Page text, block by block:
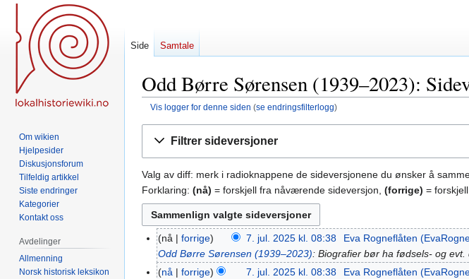
Odd Børre Sørensen (1939–2023):
Vis logger for denne siden (se endringsfilterlogg)
Filtrer sideversjoner
Valg av diff: merk i radioknappene de sideversjonene du ønsker å
Forklaring: (nå) = forskjell fra nåværende sideversjon, (forrige) =
7.
2025
nå forrige 7. jul. 2025 kl. 08:38 Eva Rogneflåten
Odd Børre Sørensen (1939–2023): Biografier bør ha fødsels- og evt.
nå
forrige 7. jul. 2025 kl. 08:38 Eva Rogneflåten
Side Samtale
Om wikien
Hjelpesider
Diskusjonsforum
Tilfeldig artikkel
Siste endringer
Kategorier
Kontakt oss
Avdelinger
Allmenning
Norsk historisk leksikon